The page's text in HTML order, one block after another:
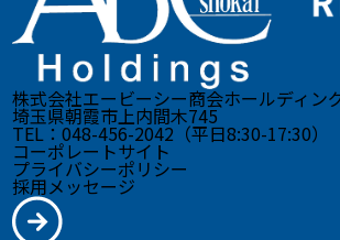
株式会社エービーシー商会ホールディン
埼玉県朝霞市上内間木745
TEL：048-456-2042（平日8:30-17:30）
コーポレートサイト
プライバシーポリシー
採用メッセージ